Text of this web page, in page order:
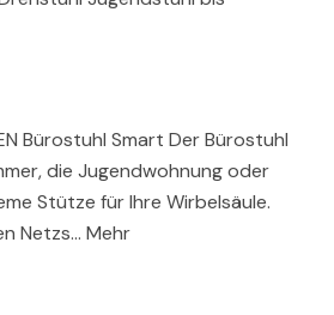
Bürostuhl Smart Der Bürostuhl
die Jugendwohnung oder
Stütze für Ihre Wirbelsäule.
Netzs… Mehr